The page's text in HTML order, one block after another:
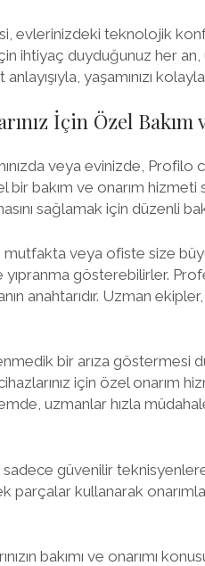
evlerinizdeki teknolojik
ihtiyaç duyduğunuz her
anlayışıyla, yaşamınızı
İçin Özel
veya evinizde, Profilo
bakım ve onarım hizmeti
sağlamak için düzenli
mutfakta veya ofiste size
yıpranma gösterebilirler.
anahtarıdır. Uzman
bir arıza göstermesi
için özel onarım
uzmanlar hızla
sadece güvenilir
parçalar kullanarak
bakımı ve onarımı